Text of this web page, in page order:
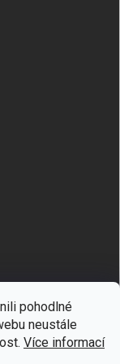
pohodlné
neustále
Více informací